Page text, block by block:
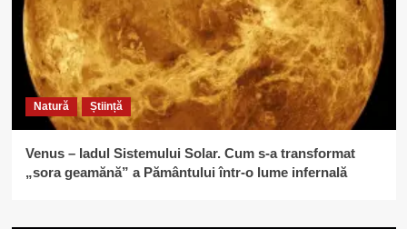
Natură Știință
Venus – Iadul Sistemului Solar. Cum s-a transformat
„sora geamănă” a Pământului într-o lume infernală